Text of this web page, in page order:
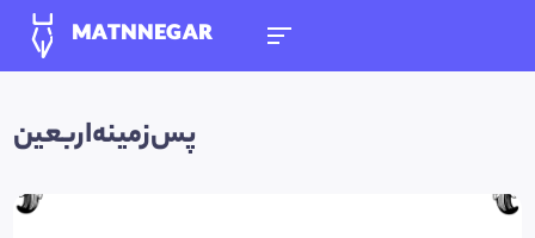
MATNNEGAR
پس‌زمینه‌‌اربعین